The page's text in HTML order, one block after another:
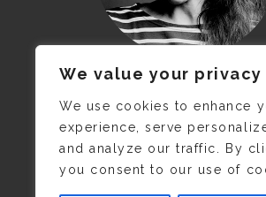
We value your privacy
We use cookies to enhance
experience, serve
and analyze our traffic. By
you consent to our use of
JE M’APPELLE DELPHINE
C’EST ©CAMILLE COLLIN
PRIS CETTE PHOTO !